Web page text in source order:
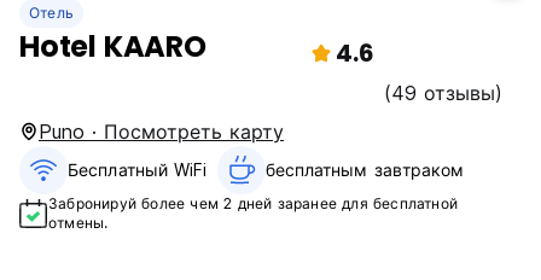
Отель
Hotel KAARO 4.6
(49 отзывы)
Puno · Посмотреть карту
Бесплатный WiFi бесплатным завтраком‎
Забронируй более чем 2 дней заранее для бесплатной
отмены.